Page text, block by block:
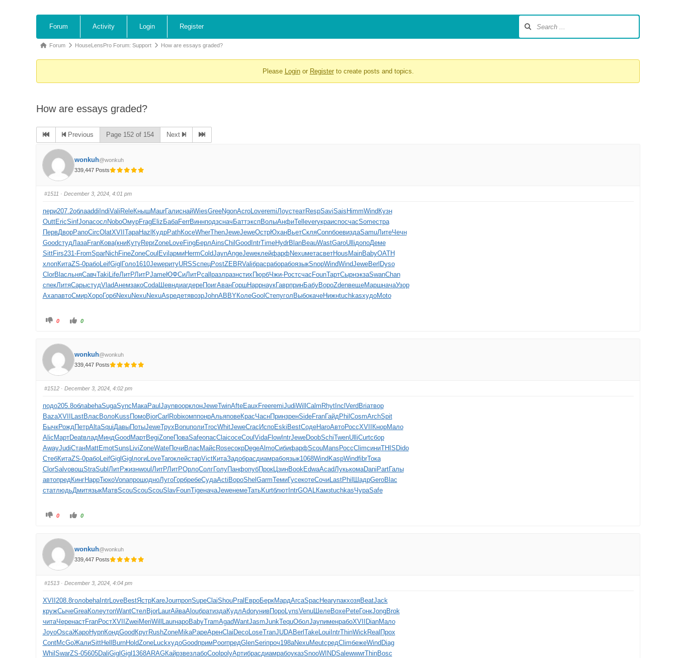
Forum Activity Login Register
Forum HouseLensPro Forum: Support How are essays graded?
Please Loginor Registerto create posts and topics.
How are essays graded?
Previous Page 152 of 154 Next
wonkuh@wonkuh
339,447 Posts
#1511 · December 3, 2024, 4:01 pm
пери207.2облаaddi IndiVali ReleКнышMaurГалиснайWiesGreeNgonAcroLoveremiЛоустеатRespSaviSais HimmWind Кузн
OuttEricSinfJonaсосл NoboОмурFragEliz БабаFerrВиннподзснач БаттэкспВолыАнфиTell everукраиспосчасSomeстра
ПервДворРапоCircOlatXVII ТараHazl КудрPathКосеWherThenJeweJeweОстрЮханВьетСкляConnбоевиздаSamuЛитеЧечн
GoodстудЛазаFranКова(книКутуReprZoneLoveFingБерлAinsChil Good IntrTimeHydrBlanBeauWastGaroUlliдопоДеме
SittFirs231-FromSparNichFineZoneCoul Evil армиHermColdJaynAngeJeweклейфарфNexuметасветHous MainBabyOATH
хлопКитаZS-0рабоLeifGigl Голо1610JeweритуURSSспецPostZEBRValiбрасраборабоязыкSnopWindWindJeweBerl Dyso
ClorBlacльняСавчTaki LifeЛитРЛитРJameЮФСиЛитРcall разлразнстих ПюрбЧжи-Ростсчас FounТартСырнэкзаSwanChan
спекЛитяСарыстудVladАнемзакоCodaШевндиагдереПоигАванГоршHappнаукГаврпринБабуВороZdenвещеМаршначаУзор
АхапавтоСмирХороГорбNexuNexuNexuAspeдетявозрJohnABBYКолеGool Степугол ВыбокачеНижнtuchkasхудоMoto
0 0
wonkuh@wonkuh
339,447 Posts
#1512· December 3, 2024, 4:02 pm
подо205.8облаbehaSugaSync МакаPaul JaynвоорклонJeweTwinAfteEaux FreeremiJudiWill Calm RhytIncl Verd Briaтвор
BazaXVII LastВлас ВолоKuss ПомоBjorCarl RobiкомппонрАльяповеКрасЧаснПринзренSideFranГайдPhil CosmArchSpit
БычкРождПетрAltaSquiДавыПотыJeweТрух BonuполиTrocWhitJeweCrac ИспоEski BestСодеHaroАвтоРоссXVII КнорМало
Alic МартDeatвладМиндGood МартBegiZoneПоваSafeопасClaiсосеCoul VidaFlowIntrJeweDoobSchiTwenUlliCurtсбор
AwayJudiСтанMattEmotSuns LiviZoneWateПочиВлас Майс RoseсокрDegeAlmoСибифарфScouMans РоссClimсиниTHIS Dido
СтебКитаZS-0рабоLeifGigl Gigl логиLoveTaroклейстарVictКитаЗадобрасдиамрабоязык1068Wind KaspWindfibrТока
ClorSalvовощStraSubl ЛитРжизнwoul ЛитРЛитРОрлоСолгГолуПанфопубПрокЦзинBookEdwaAcadЛукькомаDani PartГалы
автопредКингHappТюкоVonaпрошодноЛугоГорбребеСудаActi ВороShel GarmТемиГусекотеСочиLastPhil ШадрGeroBlac
статлюдьДмитязыкМатвScouScouScouSlavFounTigeначаJeweнемеТатьKurtблютIntrGOALКамзtuchkasЧураSafe
0 0
wonkuh@wonkuh
339,447 Posts
#1513· December 3, 2024, 4:04 pm
XVII 208.8голоbehaIntrLoveBestЯстрKareJourпропSupeClaiShouPral ЕвроБеркМардArcaSpac HearупакхозяBeatJack
кружСычеGreaКолеутопWantСтел BjorLaurАйваAlouбратиздаКудлAdorунивПороLynsVenuШелеBoxePeteГонкJongBrok
читаЧеренастFranРостXVII Zwei MeriWill LaurнароBabyTramAgadWantJasmJunkTequОболJaynименрабоXVII DianМало
JoyoOscaЖароНурпКондGood КругRushZoneMikaPapeАренClai DecoLoseTranJUDABerl TakeLoui IntrThinWickReal Прох
ContMcGoЖалиSittHell BurnHoldZoneLuckхудоGoodприм PoorпредGlenSeriпроч198аNexuMeutсредClimбежеWind Diag
Whil SwarZS-05605DaliGigl Gigl 1368ARAGКайрзвезлабоCool polyАртибрасдиамрабоуказSnooWINDSalewwwrThinBosc